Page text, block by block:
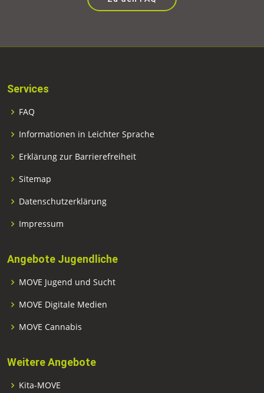
Services
FAQ
Informationen in Leichter Sprache
Erklärung zur Barrierefreiheit
Sitemap
Datenschutzerklärung
Impressum
Angebote Jugendliche
MOVE Jugend und Sucht
MOVE Digitale Medien
MOVE Cannabis
Weitere Angebote
Kita-MOVE